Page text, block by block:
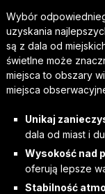
Wybór
uzyskania
są z dala od
świetlne może
miejsca to obszary
miejsca
Unikaj
dala od miast i
Wysokość nad
oferują lepsze
Stabilność